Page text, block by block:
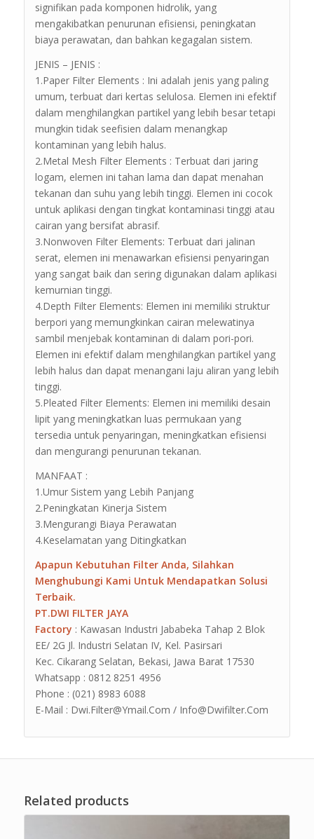
signifikan pada komponen hidrolik, yang
mengakibatkan penurunan efisiensi, peningkatan
biaya perawatan, dan bahkan kegagalan sistem.
JENIS – JENIS :
1.Paper Filter Elements : Ini adalah jenis yang paling
umum, terbuat dari kertas selulosa. Elemen ini efektif
dalam menghilangkan partikel yang lebih besar tetapi
mungkin tidak seefisien dalam menangkap
kontaminan yang lebih halus.
2.Metal Mesh Filter Elements : Terbuat dari jaring
logam, elemen ini tahan lama dan dapat menahan
tekanan dan suhu yang lebih tinggi. Elemen ini cocok
untuk aplikasi dengan tingkat kontaminasi tinggi atau
cairan yang bersifat abrasif.
3.Nonwoven Filter Elements: Terbuat dari jalinan
serat, elemen ini menawarkan efisiensi penyaringan
yang sangat baik dan sering digunakan dalam aplikasi
kemurnian tinggi.
4.Depth Filter Elements: Elemen ini memiliki struktur
berpori yang memungkinkan cairan melewatinya
sambil menjebak kontaminan di dalam pori-pori.
Elemen ini efektif dalam menghilangkan partikel yang
lebih halus dan dapat menangani laju aliran yang lebih
tinggi.
5.Pleated Filter Elements: Elemen ini memiliki desain
lipit yang meningkatkan luas permukaan yang
tersedia untuk penyaringan, meningkatkan efisiensi
dan mengurangi penurunan tekanan.
MANFAAT :
1.Umur Sistem yang Lebih Panjang
2.Peningkatan Kinerja Sistem
3.Mengurangi Biaya Perawatan
4.Keselamatan yang Ditingkatkan
Apapun Kebutuhan Filter Anda, Silahkan
Menghubungi Kami Untuk Mendapatkan Solusi
Terbaik.
PT.DWI FILTER JAYA
Factory : Kawasan Industri Jababeka Tahap 2 Blok
EE/ 2G Jl. Industri Selatan IV, Kel. Pasirsari
Kec. Cikarang Selatan, Bekasi, Jawa Barat 17530
Whatsapp : 0812 8251 4956
Phone : (021) 8983 6088
E-Mail : Dwi.Filter@Ymail.Com / Info@Dwifilter.Com
Related products